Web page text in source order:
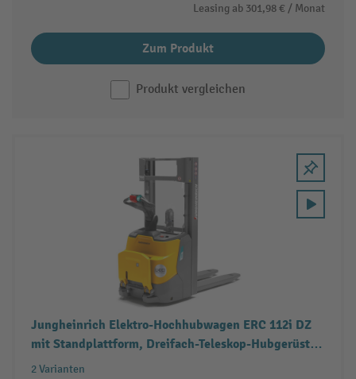
Leasing ab 301,98 € / Monat
Zum Produkt
Produkt vergleichen
Jungheinrich Elektro-Hochhubwagen ERC 112i DZ
mit Standplattform, Dreifach-Teleskop-Hubgerüst,
Tragfähigkeit 1.200 kg
2 Varianten